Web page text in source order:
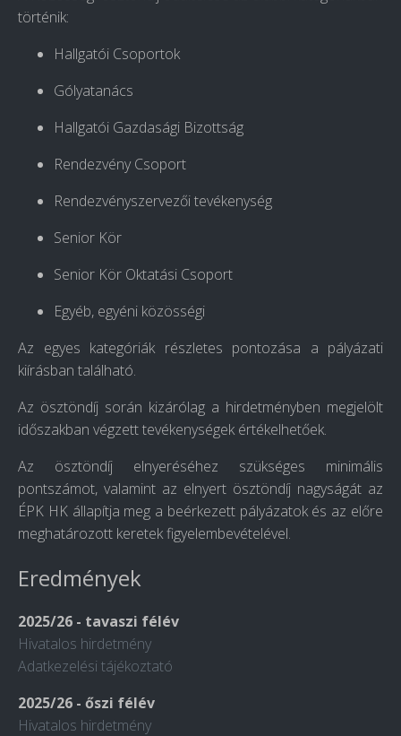
történik:
Hallgatói Csoportok
Gólyatanács
Hallgatói Gazdasági Bizottság
Rendezvény Csoport
Rendezvényszervezői tevékenység
Senior Kör
Senior Kör Oktatási Csoport
Egyéb, egyéni közösségi
Az egyes kategóriák részletes pontozása a pályázati
kiírásban található.
Az ösztöndíj során kizárólag a hirdetményben megjelölt
időszakban végzett tevékenységek értékelhetőek.
Az ösztöndíj elnyeréséhez szükséges minimális
pontszámot, valamint az elnyert ösztöndíj nagyságát az
ÉPK HK állapítja meg a beérkezett pályázatok és az előre
meghatározott keretek figyelembevételével.
Eredmények
2025/26 - tavaszi félév
Hivatalos hirdetmény
Adatkezelési tájékoztató
2025/26 - őszi félév
Hivatalos hirdetmény